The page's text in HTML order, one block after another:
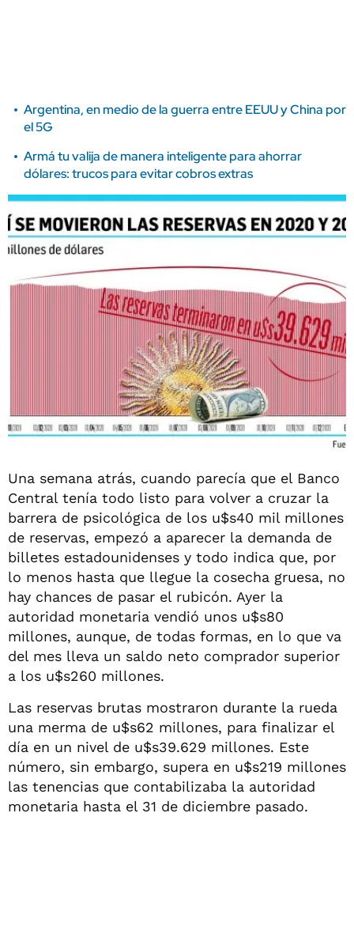
Argentina, en medio de la guerra entre EEUU y China por
el 5G
Armá tu valija de manera inteligente para ahorrar
dólares: trucos para evitar cobros extras
Una semana atrás, cuando parecía que el Banco
Central tenía todo listo para volver a cruzar la
barrera de psicológica de los u$s40 mil millones
de reservas, empezó a aparecer la demanda de
billetes estadounidenses y todo indica que, por
lo menos hasta que llegue la cosecha gruesa, no
hay chances de pasar el rubicón. Ayer la
autoridad monetaria vendió unos u$s80
millones, aunque, de todas formas, en lo que va
del mes lleva un saldo neto comprador superior
a los u$s260 millones.
Las reservas brutas mostraron durante la rueda
una merma de u$s62 millones, para finalizar el
día en un nivel de u$s39.629 millones. Este
número, sin embargo, supera en u$s219 millones
las tenencias que contabilizaba la autoridad
monetaria hasta el 31 de diciembre pasado.